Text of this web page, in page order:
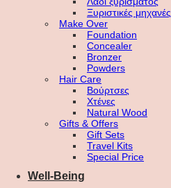
Ξυριστικές μηχανές
Make Over
Foundation
Concealer
Bronzer
Powders
Hair Care
Βούρτσες
Χτένες
Natural Wood
Gifts & Offers
Gift Sets
Travel Kits
Special Price
Well-Being